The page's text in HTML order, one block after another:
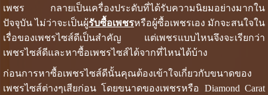
เพชร กลายเป็นเครื่องประดับที่ได้รับความนิยมอย่างมากใน
ปัจจุบัน ไม่ว่าจะเป็นผู้รับซื้อเพชรหรือผู้ซื้อเพชรเอง มักจะสนใจใน
เรื่อของเพชรไซส์ดีเป็นสำคัญ แต่เพชรแบบไหนจึงจะเรียกว่า
เพชรไซส์ดีและหาซื้อเพชรไซส์ได้จากที่ไหนได้บ้าง
ก่อนการหาซื้อเพชรไซส์ดีนั้นคุณต้องเข้าใจเกี่ยวกับขนาดของ
เพชรไซส์ต่างๆเสียก่อน โดยขนาดของเพชรหรือ Diamond Carat